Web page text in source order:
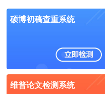
硕博初稿查重系统
维普论文检测系统